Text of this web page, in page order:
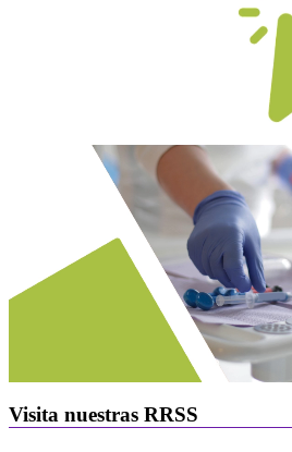
Visita nuestras RRSS